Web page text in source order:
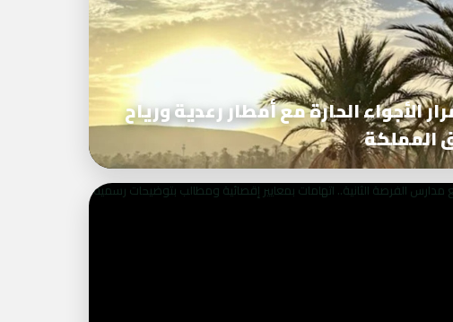
الأجواء الحارة مع أمطار رعدية ورياح
المملكة